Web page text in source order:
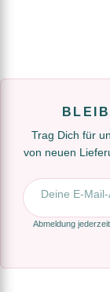
Trag Dich für
von neuen
E-Mail-Adresse
Abmeldung